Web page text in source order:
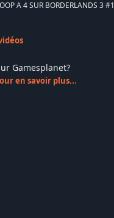
A 4 SUR BORDERLANDS 3 #1
Gamesplanet?
en savoir plus...